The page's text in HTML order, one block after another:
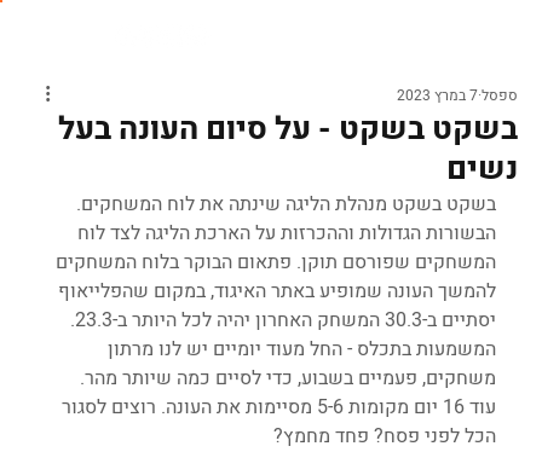
בשקט בשקט - על סיום העונה בעל
נשים
ספסל7 במרץ 2023
בשקט בשקט מנהלת הליגה שינתה את לוח המשחקים.
הבשורות הגדולות וההכרזות על הארכת הליגה לצד לוח
המשחקים שפורסם תוקן. פתאום הבוקר בלוח המשחקים
להמשך העונה שמופיע באתר האיגוד, במקום שהפלייאוף
יסתיים ב-30.3 המשחק האחרון יהיה לכל היותר ב-23.3.
המשמעות בתכלס - החל מעוד יומיים יש לנו מרתון
משחקים, פעמיים בשבוע, כדי לסיים כמה שיותר מהר.
עוד 16 יום מקומות 5-6 מסיימות את העונה. רוצים לסגור
הכל לפני פסח? פחד מחמץ?